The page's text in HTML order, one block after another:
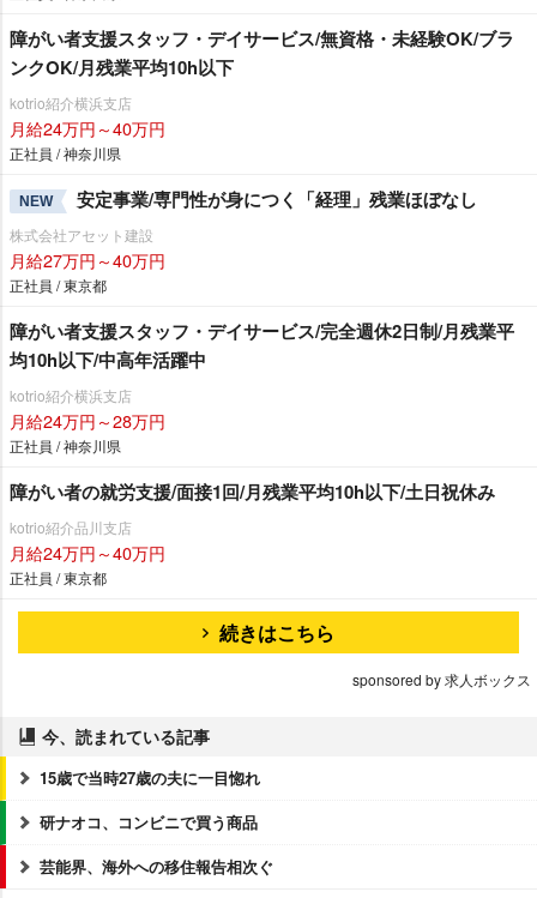
障がい者支援スタッフ・デイサービス/無資格・未経験OK/ブラ
ンクOK/月残業平均10h以下
kotrio紹介横浜支店
月給24万円～40万円
正社員 / 神奈川県
NEW 安定事業/専門性が身につく「経理」残業ほぼなし
株式会社アセット建設
月給27万円～40万円
正社員 / 東京都
障がい者支援スタッフ・デイサービス/完全週休2日制/月残業平
均10h以下/中高年活躍中
kotrio紹介横浜支店
月給24万円～28万円
正社員 / 神奈川県
障がい者の就労支援/面接1回/月残業平均10h以下/土日祝休み
kotrio紹介品川支店
月給24万円～40万円
正社員 / 東京都
続きはこちら
sponsored by 求人ボックス
今、読まれている記事
15歳で当時27歳の夫に一目惚れ
研ナオコ、コンビニで買う商品
芸能界、海外への移住報告相次ぐ